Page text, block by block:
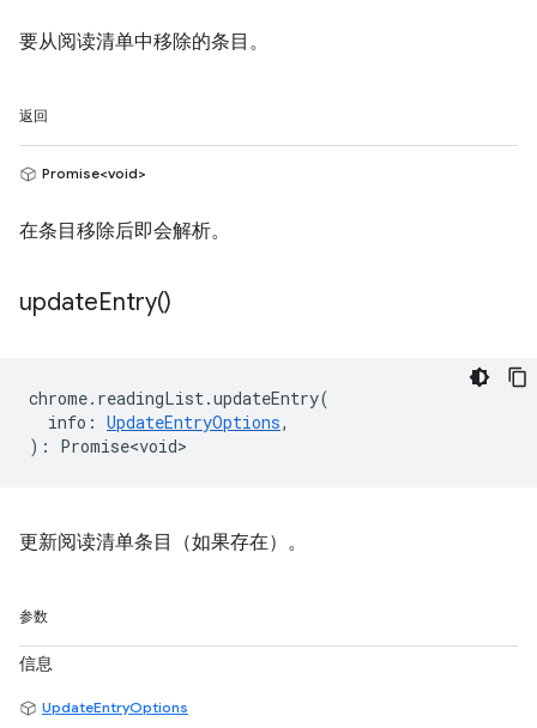
要从阅读清单中移除的条目。
返回
Promise<void>
在条目移除后即会解析。
updateEntry()
chrome. readingList .updateEntry(
info : UpdateEntryOptions,
) : Promise<void>
更新阅读清单条目（如果存在）。
参数
信息
UpdateEntryOptions